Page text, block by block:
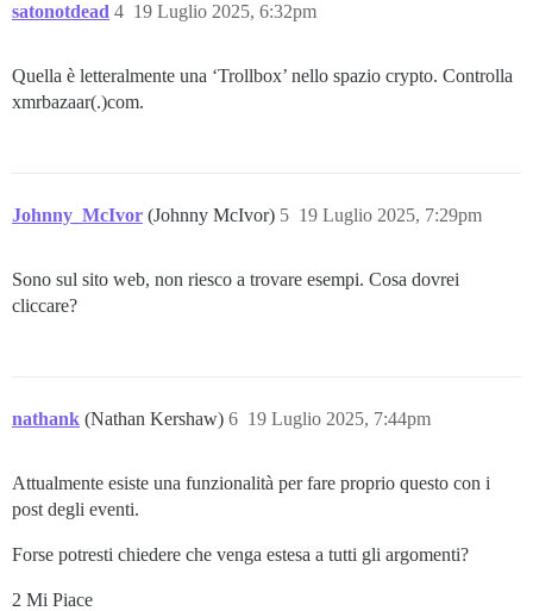
satonotdead 19 Luglio 2025, 6:32pm
4
Quella è letteralmente una ‘Trollbox’ nello spazio crypto. Controlla
xmrbazaar(.)com.
Johnny_McIvor (Johnny McIvor) 19 Luglio 2025, 7:29pm
5
Sono sul sito web, non riesco a trovare esempi. Cosa dovrei
cliccare?
nathank (Nathan Kershaw) 19 Luglio 2025, 7:44pm
6
Attualmente esiste una funzionalità per fare proprio questo con i
post degli eventi.
Forse potresti chiedere che venga estesa a tutti gli argomenti?
2 Mi Piace